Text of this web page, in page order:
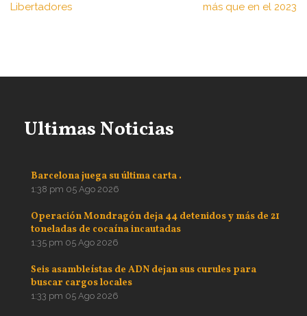
Libertadores
más que en el 2023
Ultimas Noticias
Barcelona juega su última carta .
1:38 pm 05 Ago 2026
Operación Mondragón deja 44 detenidos y más de 21
toneladas de cocaína incautadas
1:35 pm 05 Ago 2026
Seis asambleístas de ADN dejan sus curules para
buscar cargos locales
1:33 pm 05 Ago 2026